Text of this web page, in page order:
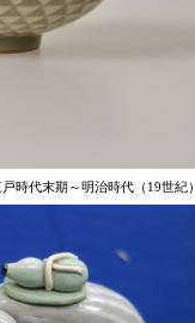
代末期～明治時代（19世紀）